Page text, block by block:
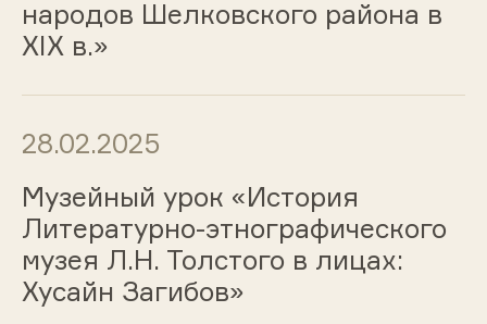
народов Шелковского района в
XIX в.»
28.02.2025
Музейный урок «История
Литературно-этнографического
музея Л.Н. Толстого в лицах:
Хусайн Загибов»